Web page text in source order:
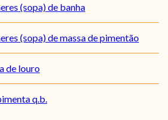
(sopa) de banha
(sopa) de massa de pimentão
de louro
q.b.